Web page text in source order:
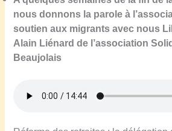
nous donnons la parole à
soutien aux migrants avec nous
Alain Liénard de l’association
Beaujolais